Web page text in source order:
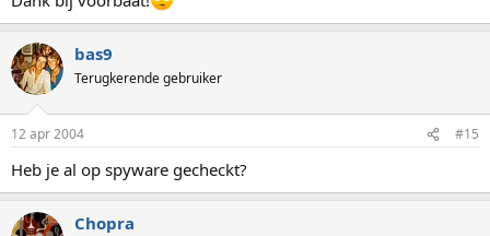
bas9
Terugkerende gebruiker
12 apr 2004 #15
Heb je al op spyware gecheckt?
Chopra